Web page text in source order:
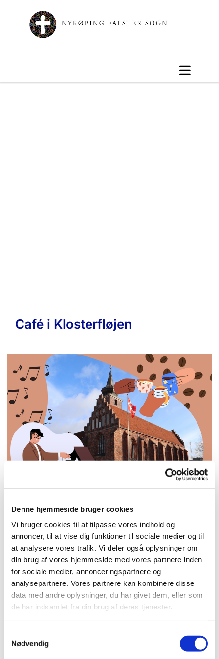
Denne hjemmeside bruger cookies
Vi bruger cookies til at tilpasse vores indhold og
annoncer, til at vise dig funktioner til sociale medier og til
at analysere vores trafik. Vi deler også oplysninger om
din brug af vores hjemmeside med vores partnere inden
for sociale medier, annonceringspartnere og
analysepartnere. Vores partnere kan kombinere disse
data med andre oplysninger, du har givet dem, eller som
de har indsamlet fra din brug af deres tjenester.
Nødvendig
Café i Klosterfløjen
Onsdag 24. november 2027, kl.
10:00
Kirkepladsen 3, 4800 Nykøbing F,
Kirkepladsen 3, 4800 Nykøbing
Falster